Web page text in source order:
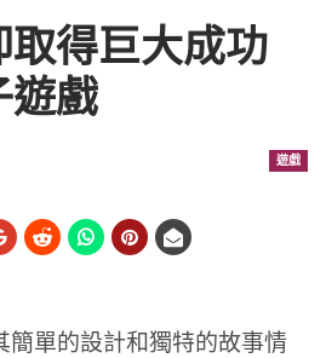
取得巨大成功
遊戲
遊戲
簡單的設計和獨特的故事情